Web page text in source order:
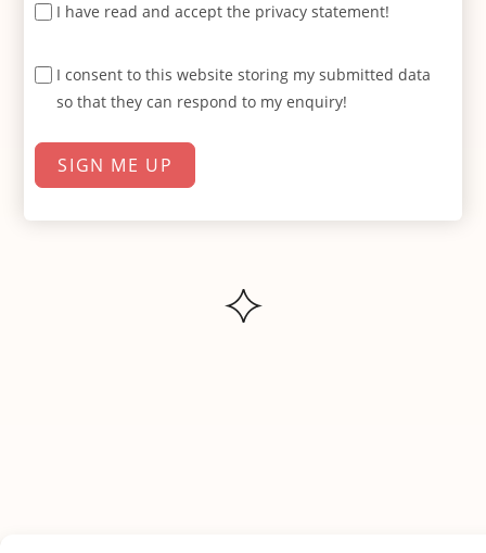
I have read and accept the privacy statement!
I consent to this website storing my submitted data
so that they can respond to my enquiry!
SIGN ME UP